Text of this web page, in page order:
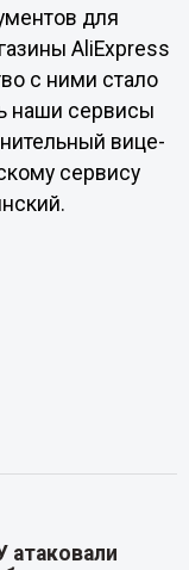
для
AliExpress
с ними стало
наши сервисы
вице-
сервису
атаковали